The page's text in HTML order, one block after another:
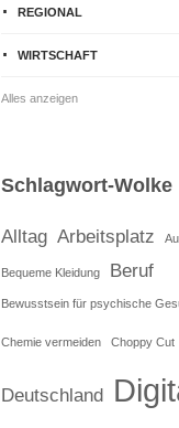
REGIONAL
WIRTSCHAFT
Alles anzeigen
Schlagwort-Wolke
Alltag Arbeitsplatz
Bequeme Kleidung Beruf
Bewusstsein für psychische
Chemie vermeiden Choppy Cut
Deutschland